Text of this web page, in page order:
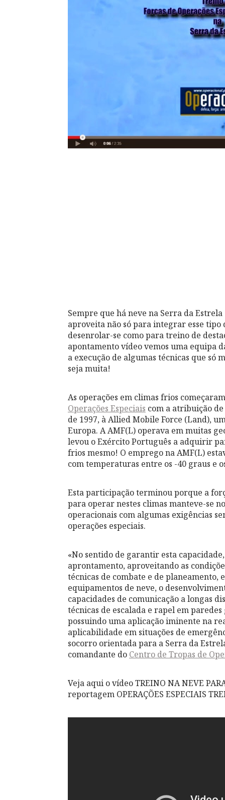
Sempre que há neve na Serra da
aproveita não só para integrar esse tipo
desenrolar-se como para treino de
apontamento vídeo vemos uma equipa
a execução de algumas técnicas que só
seja muita!
As operações em climas frios
Operações Especiais com a atribuição
de 1997, à Allied Mobile Force (Land),
Europa. A AMF(L) operava em muitas
levou o Exército Português a adquirir
frios mesmo! O emprego na AMF(L)
com temperaturas entre os -40 graus e
Esta participação terminou porque a
para operar nestes climas manteve-se
operacionais com algumas exigências
operações especiais.
«No sentido de garantir esta
aprontamento, aproveitando as
técnicas de combate e de planeamento,
equipamentos de neve, o
capacidades de comunicação a longas
técnicas de escalada e rapel em
possuindo uma aplicação iminente na
aplicabilidade em situações de
socorro orientada para a Serra da
comandante do Centro de Tropas de
Veja aqui o vídeo TREINO NA NEVE
reportagem OPERAÇÕES ESPECIAIS